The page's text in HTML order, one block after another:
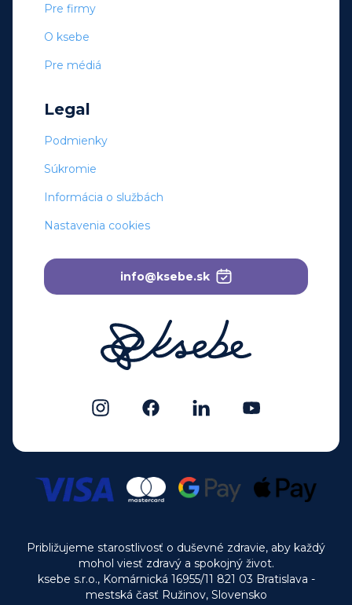
Pre firmy
O ksebe
Pre médiá
Legal
Podmienky
Súkromie
Informácia o službách
Nastavenia cookies
info@ksebe.sk
Približujeme starostlivosť o duševné zdravie, aby každý
mohol viesť zdravý a spokojný život.
ksebe s.r.o., Komárnická 16955/11 821 03 Bratislava -
mestská časť Ružinov, Slovensko